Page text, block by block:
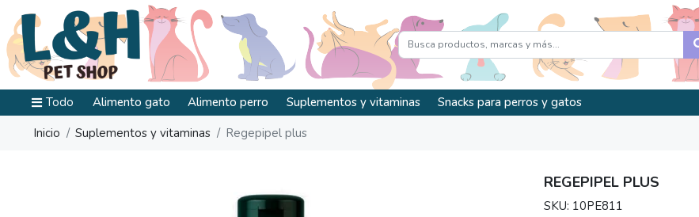
Todo Alimento gato Alimento perro Suplementos y vitaminas
Snacks para perros y gatos
Inicio
Suplementos y vitaminas Regepipel plus
REGEPIPEL PLUS
SKU: 10PE811